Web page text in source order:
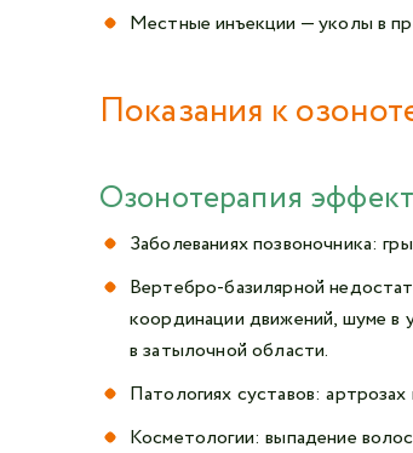
Местные инъекции — уколы в
Показания к
Озонотерапия
Заболеваниях позвоночника:
Вертебро-базилярной
координации движений, шуме в
в затылочной области.
Патологиях суставов:
Косметологии: выпадение